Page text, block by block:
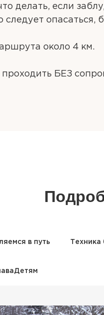
делать, если
следует опасаться,
около 4 км.
БЕЗ
в путь Техника